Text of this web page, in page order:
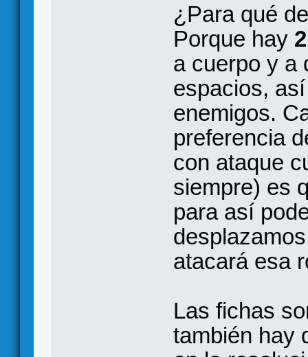
¿Para qué
Porque hay
a cuerpo y a
espacios,
enemigos.
preferencia
con ataque
siempre) es
para así
atacará esa
Las fichas
también hay